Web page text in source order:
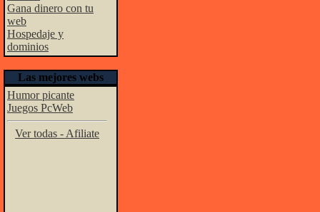
Gana dinero con tu
web
Hospedaje y
dominios
Las mejores webs
Humor picante
Juegos PcWeb
Ver todas - Afiliate